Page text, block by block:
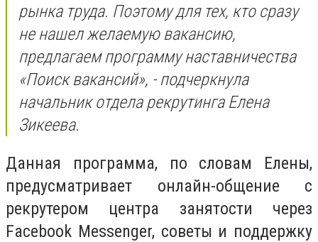
рынка труда. Поэтому для тех, кто сразу
не нашел желаемую вакансию,
предлагаем программу наставничества
«Поиск вакансий», - подчеркнула
начальник отдела рекрутинга Елена
Зикеева.
Данная программа, по словам Елены,
предусматривает онлайн-общение с
рекрутером центра занятости через
Facebook Messenger, советы и поддержку